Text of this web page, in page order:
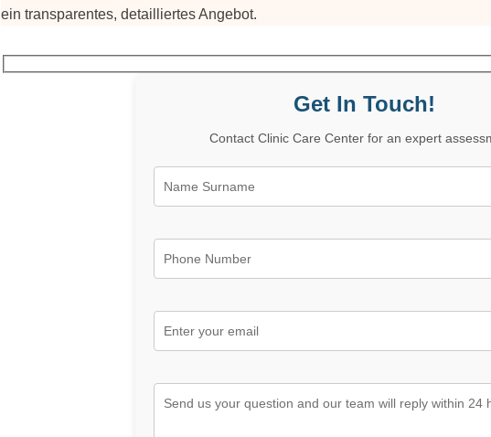
ein transparentes, detailliertes Angebot.
Get In Touch!
Contact Clinic Care Center for an expert